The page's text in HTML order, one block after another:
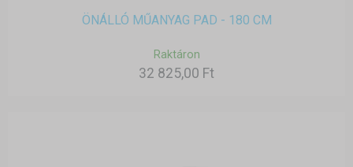
ÖNÁLLÓ MŰANYAG PAD - 180 CM
Raktáron
32 825,00 Ft